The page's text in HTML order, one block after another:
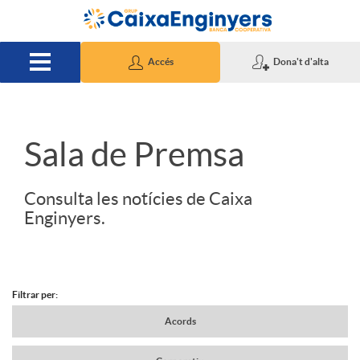
Salta al contingut principal
Accés Dona't d'alta
S
d
Sala de Premsa
Consulta les notícies de Caixa
Enginyers.
N
Filtrar per:
Acords